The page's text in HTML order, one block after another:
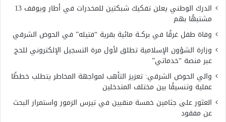
الدرك الوطني يعلن تفكيك شبكتين للمخدرات في أطار ويوقف 13
مشتبهًا بهم
وفاة طفل غرقًا في بركــة مائية بقرية “فتيله” في الحوض الشرقي
وزارة الشؤون الإسلامية تطلق لأول مرة التسجيل الإلكتروني للحج
عبر منصة “خدماتي”
والي الحوض الشرقي: تعزيز التأهب لمواجهة المخاطر يتطلب خططًا
عملية وتنسيقًا بين مختلف المتدخلين
العثور على جثامين خمسة منقبين في تيرس الزمور واستمرار البحث
عن مفقود